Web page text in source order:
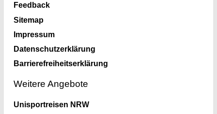
Feedback
Sitemap
Impressum
Datenschutzerklärung
Barrierefreiheitserklärung
Weitere Angebote
Unisportreisen NRW